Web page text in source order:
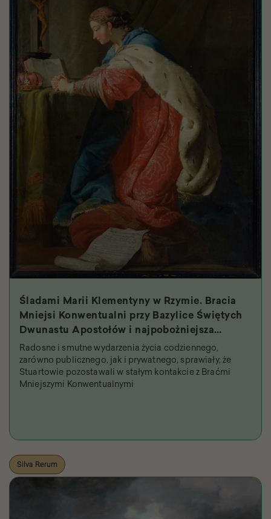
Śladami Marii Klementyny w Rzymie. Bracia
Mniejsi Konwentualni przy Bazylice Świętych
Dwunastu Apostołów i najpobożniejsza
królowa
Radosne i smutne wydarzenia życia codziennego,
zarówno publicznego, jak i prywatnego, sprawiały, że
Stuartowie pozostawali w stałym kontakcie z Braćmi
Mniejszymi Konwentualnymi
Silva Rerum